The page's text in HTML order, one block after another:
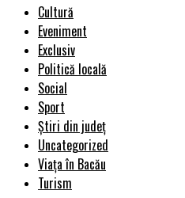
Cultură
Eveniment
Exclusiv
Politică locală
Social
Sport
Știri din județ
Uncategorized
Viața în Bacău
Turism